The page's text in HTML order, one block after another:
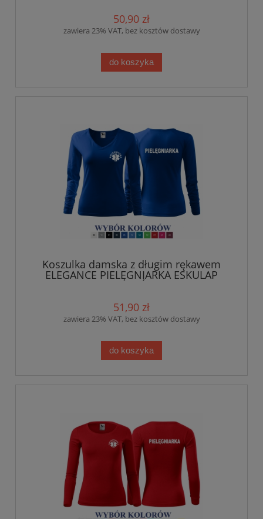
50,90 zł
zawiera 23% VAT, bez kosztów dostawy
do koszyka
Koszulka damska z długim rękawem
ELEGANCE PIELĘGNIARKA ESKULAP
nadruk PRZÓD I TYŁ
51,90 zł
zawiera 23% VAT, bez kosztów dostawy
do koszyka